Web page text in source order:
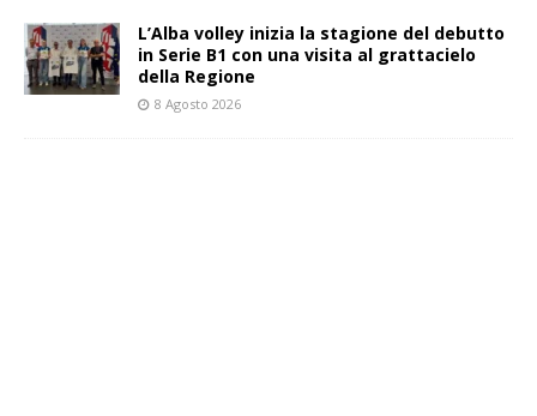
L’Alba volley inizia la stagione del debutto
in Serie B1 con una visita al grattacielo
della Regione
8 Agosto 2026